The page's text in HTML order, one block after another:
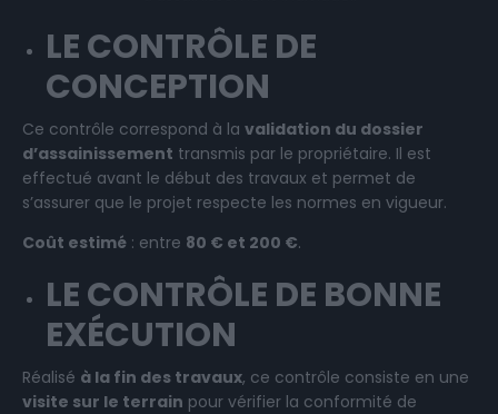
LE CONTRÔLE DE
CONCEPTION
Ce contrôle correspond à la validation du dossier
d’assainissement transmis par le propriétaire. Il est
effectué avant le début des travaux et permet de
s’assurer que le projet respecte les normes en vigueur.
Coût estimé : entre 80 € et 200 €.
LE CONTRÔLE DE BONNE
EXÉCUTION
Réalisé à la fin des travaux, ce contrôle consiste en une
visite sur le terrain pour vérifier la conformité de